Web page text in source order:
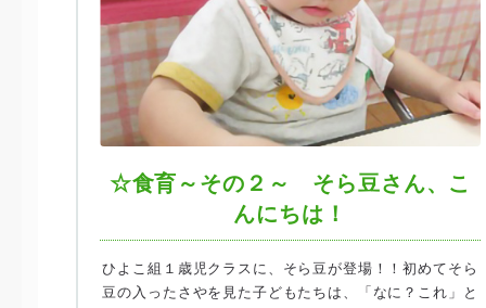
☆食育～その２～ そら豆さん、こ
んにちは！
ひよこ組１歳児クラスに、そら豆が登場！！初めてそら
豆の入ったさやを見た子どもたちは、「なに？これ」と